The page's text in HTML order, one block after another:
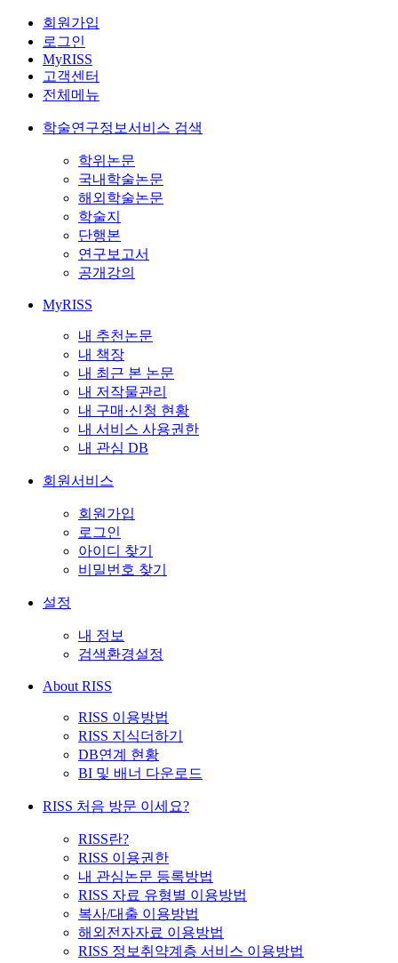
회원가입
로그인
MyRISS
고객센터
전체메뉴
학술연구정보서비스 검색
학위논문
국내학술논문
해외학술논문
학술지
단행본
연구보고서
공개강의
MyRISS
내 추천논문
내 책장
내 최근 본 논문
내 저작물관리
내 구매·신청 현황
내 서비스 사용권한
내 관심 DB
회원서비스
회원가입
로그인
아이디 찾기
비밀번호 찾기
설정
내 정보
검색환경설정
About RISS
RISS 이용방법
RISS 지식더하기
DB연계 현황
BI 및 배너 다운로드
RISS 처음 방문 이세요?
RISS란?
RISS 이용권한
내 관심논문 등록방법
RISS 자료 유형별 이용방법
복사/대출 이용방법
해외전자자료 이용방법
RISS 정보취약계층 서비스 이용방법